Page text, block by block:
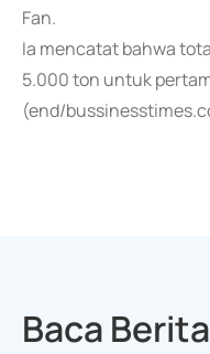
Fan.
Ia mencatat bahwa
5.000 ton untuk
(end/
Baca